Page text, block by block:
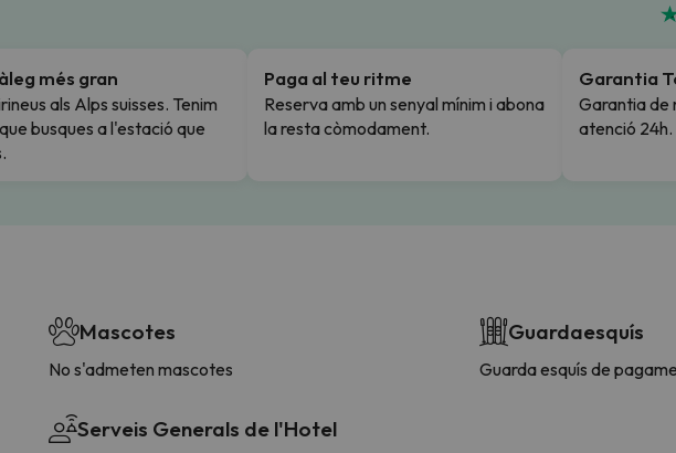
més gran
als Alps suisses. Tenim
busques a l'estació que
Paga al teu ritme
Reserva amb un senyal mínim i abona
la resta còmodament.
Garantia
Garantia de
atenció 24h.
Mascotes
No s'admeten mascotes
Serveis Generals de l'Hotel
Guardaesquís
Guarda esquís de